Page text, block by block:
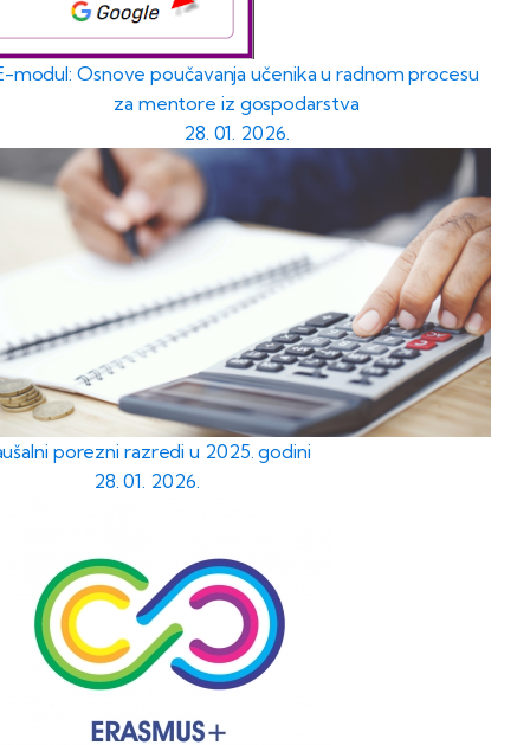
modul: Osnove poučavanja učenika u radnom procesu
za mentore iz gospodarstva
28. 01. 2026.
porezni razredi u 2025. godini
28. 01. 2026.